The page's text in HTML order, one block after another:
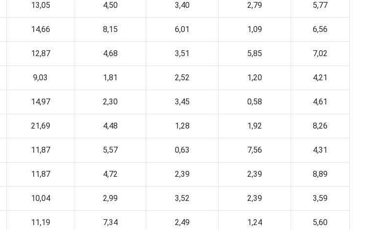
13,05 4,50 3,40 2,79 5,77
14,66 8,15 6,01 1,09 6,56
12,87 4,68 3,51 5,85 7,02
9,03 1,81 2,52 1,20 4,21
14,97 2,30 3,45 0,58 4,61
21,69 4,48 1,28 1,92 8,26
11,87 5,57 0,63 7,56 4,31
11,87 4,72 2,39 2,39 8,89
10,04 2,99 3,52 2,39 3,59
11,19 7,34 2,49 1,24 5,60